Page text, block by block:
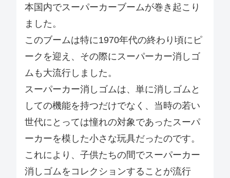
本国内でスーパーカーブームが巻き起こり
ました。
このブームは特に1970年代の終わり頃にピ
ークを迎え、その際にスーパーカー消しゴ
ムも大流行しました。
スーパーカー消しゴムは、単に消しゴムと
しての機能を持つだけでなく、当時の若い
世代にとっては憧れの対象であったスーパ
ーカーを模した小さな玩具だったのです。
これにより、子供たちの間でスーパーカー
消しゴムをコレクションすることが流行